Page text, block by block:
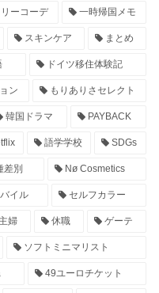
ーコーデ 一時帰国メモ
スキンケア まとめ
ドイツ移住体験記
ン もりありさセレクト
韓国ドラマ PAYBACK
語学学校 SDGs
差別 Nø Cosmetics
イル セルフカラー
婦 休職 ゲーテ
ソフトミニマリスト
49ユーロチケット